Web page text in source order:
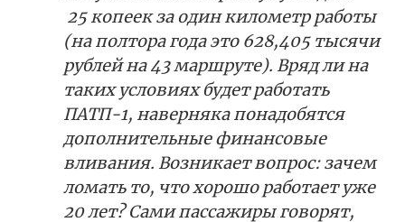
25 копеек за один километр работы
(на полтора года это 628,405 тысячи
рублей на 43 маршруте). Вряд ли на
таких условиях будет работать
ПАТП-1, наверняка понадобятся
дополнительные финансовые
вливания. Возникает вопрос: зачем
ломать то, что хорошо работает уже
20 лет? Сами пассажиры говорят,